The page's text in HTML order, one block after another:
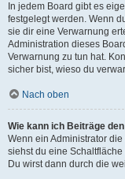
In jedem Board gibt es
festgelegt werden. Wenn
sie dir eine Verwarnung
Administration dieses
Verwarnung zu tun hat.
sicher bist, wieso du
Nach oben
Wie kann ich Beiträge
Wenn ein Administrator
siehst du eine
Du wirst dann durch die